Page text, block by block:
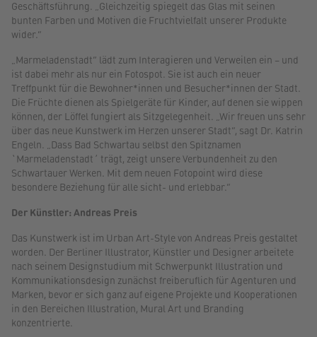
Geschäftsführung. „Gleichzeitig spiegelt das Glas mit seinen
bunten Farben und Motiven die Fruchtvielfalt unserer Produkte
wider.“
„Marmeladenstadt“ lädt zum Interagieren und Verweilen ein – und
ist dabei mehr als nur ein Fotospot. Sie ist auch ein neuer
Treffpunkt für die Bewohner*innen und Besucher*innen der Stadt.
Die Früchte dienen als Spielgeräte für Kinder, auf denen sie wippen
können, der Löffel fungiert als Sitzgelegenheit. „Wir freuen uns sehr
über das neue Kunstwerk im Herzen unserer Stadt“, sagt Dr. Katrin
Engeln. „Dass Bad Schwartau selbst den Spitznamen
`Marmeladenstadt´ trägt, zeigt unsere Verbundenheit zu den
Schwartauer Werken. Mit dem neuen Fotopoint wird diese
besondere Beziehung für alle sicht- und erlebbar.“
Der Künstler: Andreas Preis
Das Kunstwerk ist im Urban Art-Style von Andreas Preis gestaltet
worden. Der Berliner Illustrator, Künstler und Designer arbeitete
nach seinem Designstudium mit Schwerpunkt Illustration und
Kommunikationsdesign zunächst freiberuflich für Agenturen und
Marken, bevor er sich ganz auf eigene Projekte und Kooperationen
in den Bereichen Illustration, Mural Art und Branding
konzentrierte.